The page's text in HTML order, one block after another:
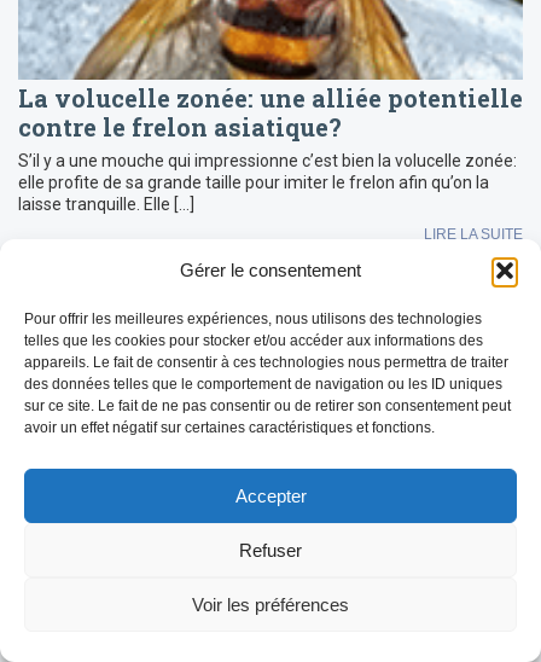
Gérer le consentement
Pour offrir les meilleures expériences, nous utilisons des technologies
telles que les cookies pour stocker et/ou accéder aux informations des
appareils. Le fait de consentir à ces technologies nous permettra de traiter
des données telles que le comportement de navigation ou les ID uniques
sur ce site. Le fait de ne pas consentir ou de retirer son consentement peut
avoir un effet négatif sur certaines caractéristiques et fonctions.
Accepter
Refuser
Voir les préférences
La volucelle zonée: une alliée potentielle
contre le frelon asiatique?
S’il y a une mouche qui impressionne c’est bien la volucelle zonée:
elle profite de sa grande taille pour imiter le frelon afin qu’on la
laisse tranquille. Elle […]
LIRE LA SUITE
Flash info: L’épidémie FCO-3 explose et